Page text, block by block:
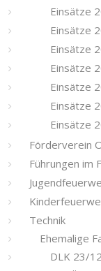
Einsätze
Einsätze
Einsätze
Einsätze
Einsätze
Einsätze
Einsätze
Förderverein
Führungen im
Technik
Ehemalige
DLK 23/